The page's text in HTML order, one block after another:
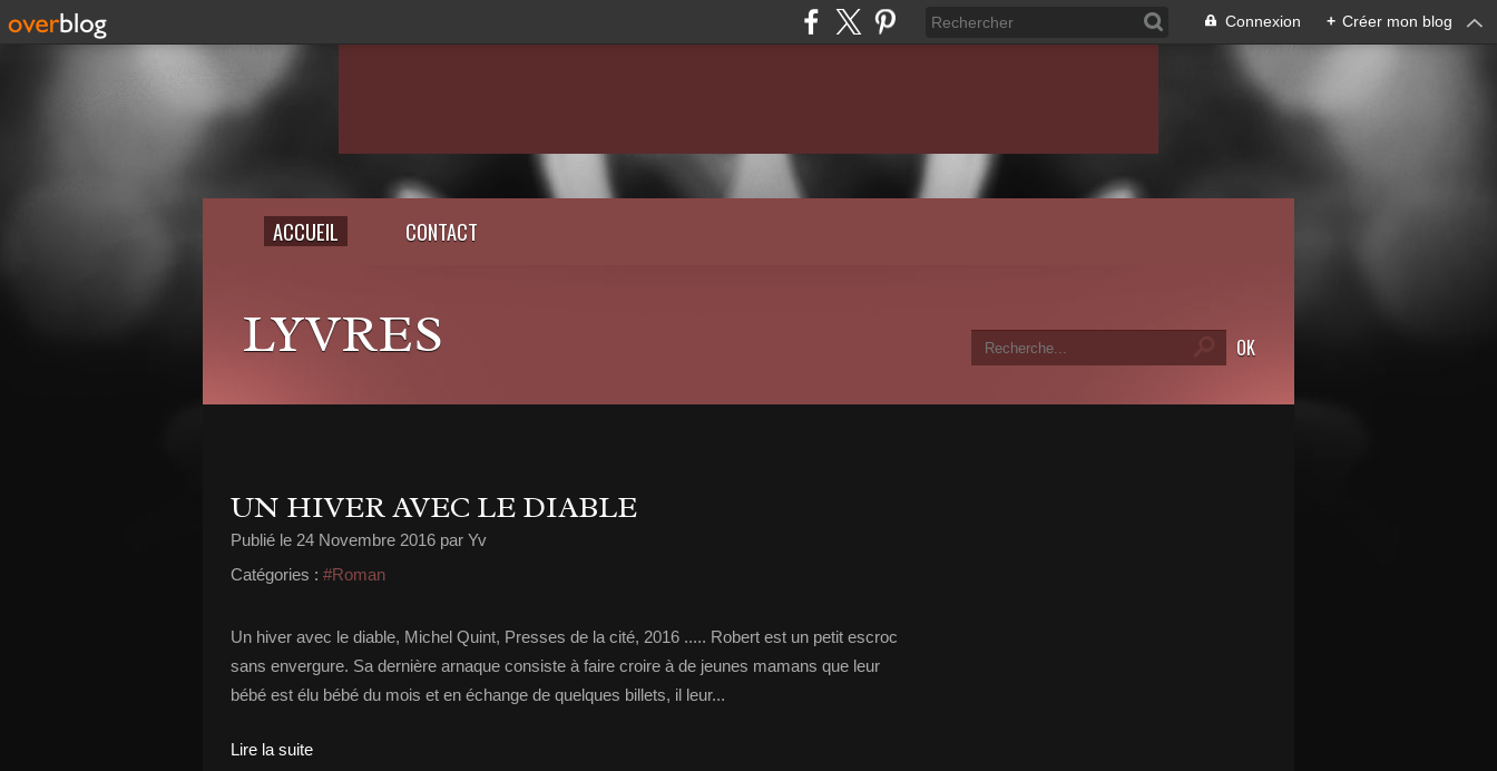
Connexion + Créer mon blog
ACCUEIL CONTACT
LYVRES
UN HIVER AVEC LE DIABLE
Publié le 24 Novembre 2016 par Yv
Catégories : #Roman
Un hiver avec le diable, Michel Quint, Presses de la cité, 2016 ..... Robert est un petit escroc
sans envergure. Sa dernière arnaque consiste à faire croire à de jeunes mamans que leur
bébé est élu bébé du mois et en échange de quelques billets, il leur...
Lire la suite